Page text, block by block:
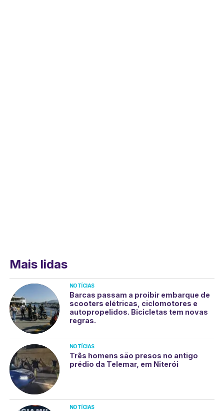
Mais lidas
NOTÍCIAS
Barcas passam a proibir embarque de
scooters elétricas, ciclomotores e
autopropelidos. Bicicletas tem novas
regras.
NOTÍCIAS
Três homens são presos no antigo
prédio da Telemar, em Niterói
NOTÍCIAS